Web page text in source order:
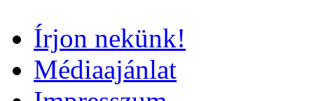
Írjon nekünk!
Médiaajánlat